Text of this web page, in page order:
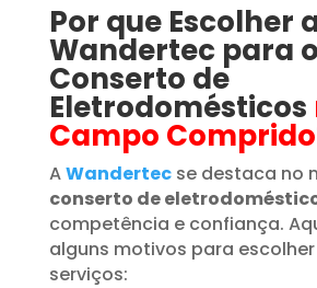
Por que Escolher
Wandertec para o
Conserto de
Eletrodomésticos
Campo Comprido
AWandertecse destaca no
conserto de
competência e confiança.
alguns motivos para
serviços: